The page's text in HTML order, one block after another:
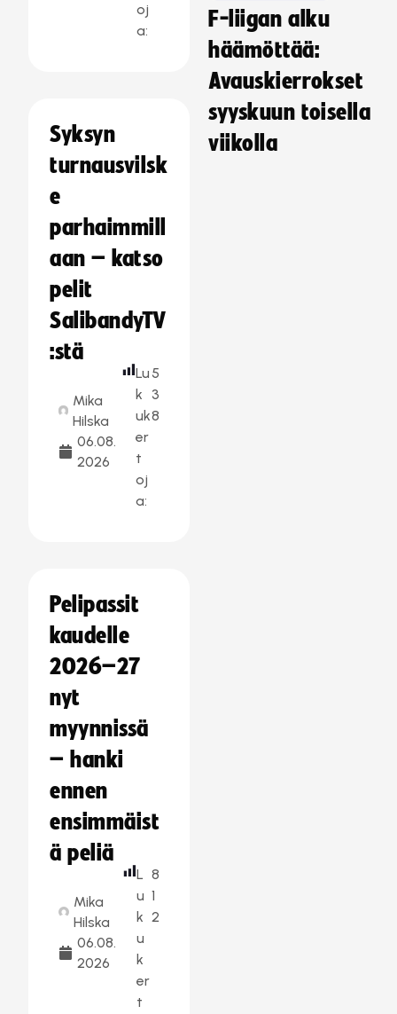
oj
a:
Syksyn
turnausvilsk
e
parhaimmill
aan – katso
pelit
SalibandyTV
:stä
Mika
Hilska
06.08.
2026
Lu
k
uk
er
t
oj
a:
5
3
8
Pelipassit
kaudelle
2026–27
nyt
myynnissä
– hanki
ennen
ensimmäist
ä peliä
Mika
Hilska
06.08.
2026
L
u
k
u
k
er
t
8
1
2
F-liigan alku
häämöttää:
Avauskierrokset
syyskuun toisella
viikolla